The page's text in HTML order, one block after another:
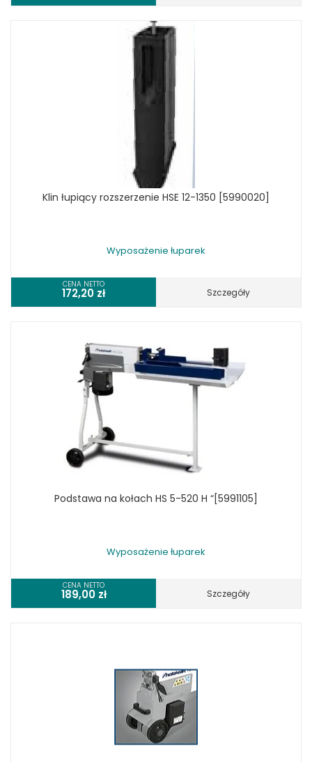
Klin łupiący rozszerzenie HSE 12-1350 [5990020]
Wyposażenie łuparek
CENA NETTO
172,20 zł Szczegóły
Podstawa na kołach HS 5-520 H “[5991105]
Wyposażenie łuparek
CENA NETTO
189,00 zł Szczegóły